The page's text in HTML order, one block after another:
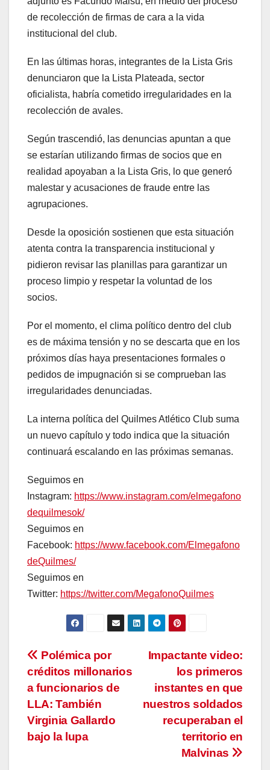
de recolección de firmas de cara a la vida
institucional del club.
En las últimas horas, integrantes de la Lista Gris
denunciaron que la Lista Plateada, sector
oficialista, habría cometido irregularidades en la
recolección de avales.
Según trascendió, las denuncias apuntan a que
se estarían utilizando firmas de socios que en
realidad apoyaban a la Lista Gris, lo que generó
malestar y acusaciones de fraude entre las
agrupaciones.
Desde la oposición sostienen que esta situación
atenta contra la transparencia institucional y
pidieron revisar las planillas para garantizar un
proceso limpio y respetar la voluntad de los
socios.
Por el momento, el clima político dentro del club
es de máxima tensión y no se descarta que en los
próximos días haya presentaciones formales o
pedidos de impugnación si se comprueban las
irregularidades denunciadas.
La interna política del Quilmes Atlético Club suma
un nuevo capítulo y todo indica que la situación
continuará escalando en las próximas semanas.
Seguimos en
Instagram: https://www.instagram.com/elmegafono
dequilmesok/
Seguimos en
Facebook: https://www.facebook.com/Elmegafono
deQuilmes/
Seguimos en
Twitter: https://twitter.com/MegafonoQuilmes
Navegación
de
entradas
Impactante video:
los primeros
instantes en que
nuestros soldados
recuperaban el
territorio en
Malvinas
Polémica por
créditos millonarios
a funcionarios de
LLA: También
Virginia Gallardo
bajo la lupa